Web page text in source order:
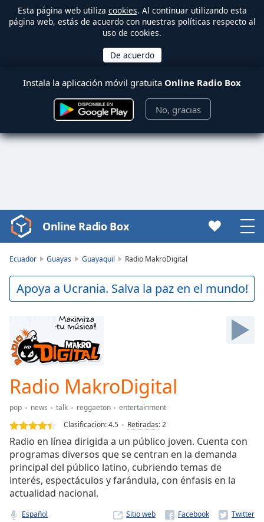
Esta página web utiliza cookies. Al continuar utilizando esta
página web, estás de acuerdo con nuestras políticas respecto al
uso de cookies.
Instala la aplicación móvil gratuita Online Radio Box
No, gracias
Video
Player
Play
Video
Backward
Skip
Forward
Mute
Current
Time0:00
Duration
Loaded:
0.00%
Stream
TypeLIVE
Seek to
live,
currently
behind
live LIVE
Online Radio Box
Ecuador Guayas Guayaquil Radio MakroDigital
Apoya a Ucrania. Salva la paz en el mundo!
Radio MakroDigital
pop news talk reggaeton
entertainment
Clasificacion:4.5 Retiradas:2
Radio en línea dirigida a un público joven. Cuenta con
programas diversos que se centran en la demanda
principal del público latino, cubriendo temas de
interés, espectáculos y farándula, con énfasis en la
actualidad nacional.
Español Sitio web